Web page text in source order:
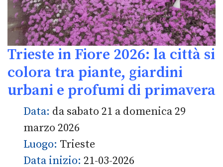
Trieste in Fiore 2026: la città si
colora tra piante, giardini
urbani e profumi di primavera
Data: da sabato 21 a domenica 29
marzo 2026
Luogo: Trieste
Data inizio: 21-03-2026